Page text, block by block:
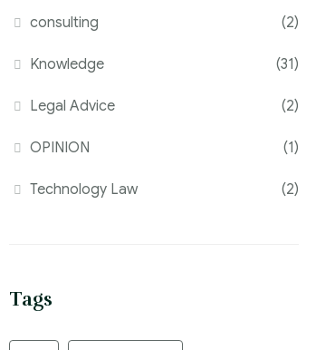
consulting (2)
Knowledge (31)
Legal Advice (2)
OPINION (1)
Technology Law (2)
Tags